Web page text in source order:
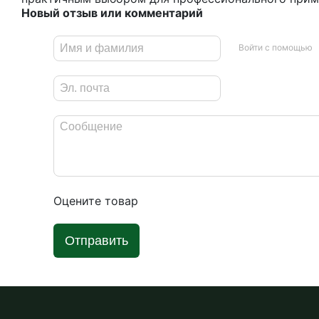
Новый отзыв или комментарий
Войти с помощью
Оцените товар
Отправить